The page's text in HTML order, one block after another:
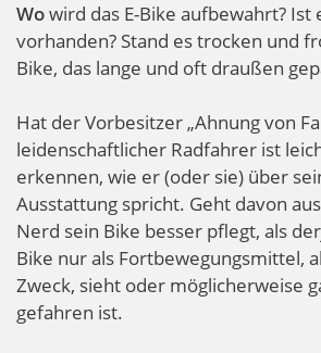
Wowird das E-Bike aufbewahrt? Ist
vorhanden? Stand es trocken und
Bike, das lange und oft draußen
Hat der Vorbesitzer „Ahnung von
leidenschaftlicher Radfahrer ist
erkennen, wie er (oder sie) über
Ausstattung spricht. Geht davon
Nerd sein Bike besser pflegt, als
Bike nur als Fortbewegungsmittel,
Zweck, sieht oder möglicherweise
gefahren ist.